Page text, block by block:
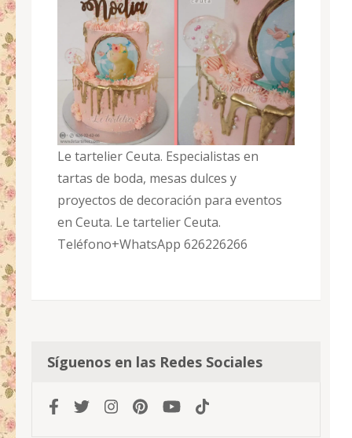
Le tartelier Ceuta. Especialistas en
tartas de boda, mesas dulces y
proyectos de decoración para eventos
en Ceuta. Le tartelier Ceuta.
Teléfono+WhatsApp 626226266
Síguenos en las Redes Sociales